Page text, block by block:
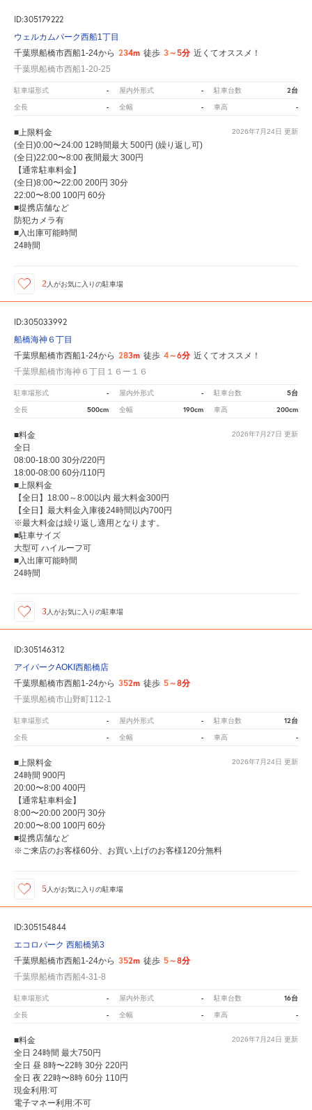
ID:305179222
ウェルカムパーク西船1丁目
千葉県船橋市西船1-24から 234m 徒歩 3～5分 近くてオススメ！
千葉県船橋市西船1-20-25
駐車場形式 - 屋内外形式 - 駐車台数 2台
全長 - 全幅 - 車高 -
2026年7月24日 更新
■上限料金
(全日)0:00〜24:00 12時間最大 500円 (繰り返し可)
(全日)22:00〜8:00 夜間最大 300円
【通常駐車料金】
(全日)8:00〜22:00 200円 30分
22:00〜8:00 100円 60分
■提携店舗など
防犯カメラ有
■入出庫可能時間
24時間
2 人がお気に入りの駐車場
ID:305033992
船橋海神６丁目
千葉県船橋市西船1-24から 283m 徒歩 4～6分 近くてオススメ！
千葉県船橋市海神６丁目１６ー１６
駐車場形式 - 屋内外形式 - 駐車台数 5台
全長 500cm 全幅 190cm 車高 200cm
2026年7月27日 更新
■料金
全日
08:00-18:00 30分/220円
18:00-08:00 60分/110円
■上限料金
【全日】18:00～8:00以内 最大料金300円
【全日】最大料金入庫後24時間以内700円
※最大料金は繰り返し適用となります。
■駐車サイズ
大型可 ハイルーフ可
■入出庫可能時間
24時間
3 人がお気に入りの駐車場
ID:305146312
アイパークAOKI西船橋店
千葉県船橋市西船1-24から 352m 徒歩 5～8分
千葉県船橋市山野町112-1
駐車場形式 - 屋内外形式 - 駐車台数 12台
全長 - 全幅 - 車高 -
2026年7月24日 更新
■上限料金
24時間 900円
20:00〜8:00 400円
【通常駐車料金】
8:00〜20:00 200円 30分
20:00〜8:00 100円 60分
■提携店舗など
※ご来店のお客様60分、お買い上げのお客様120分無料
5 人がお気に入りの駐車場
ID:305154844
エコロパーク 西船橋第3
千葉県船橋市西船1-24から 352m 徒歩 5～8分
千葉県船橋市西船4-31-8
駐車場形式 - 屋内外形式 - 駐車台数 16台
全長 - 全幅 - 車高 -
2026年7月24日 更新
■料金
全日 24時間 最大750円
全日 昼 8時〜22時 30分 220円
全日 夜 22時〜8時 60分 110円
現金利用:可
電子マネー利用:不可